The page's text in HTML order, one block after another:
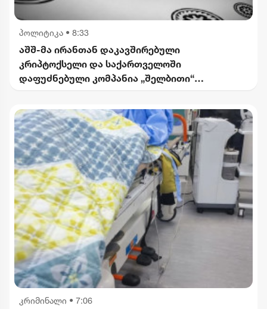
პოლიტიკა • 8:33
აშშ-მა ირანთან დაკავშირებული
კრიპტოქსელი და საქართველოში
დაფუძნებული კომპანია „შელბითი“
კრიმინალი • 7:06